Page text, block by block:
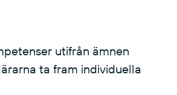
utifrån ämnen
ta fram individuella